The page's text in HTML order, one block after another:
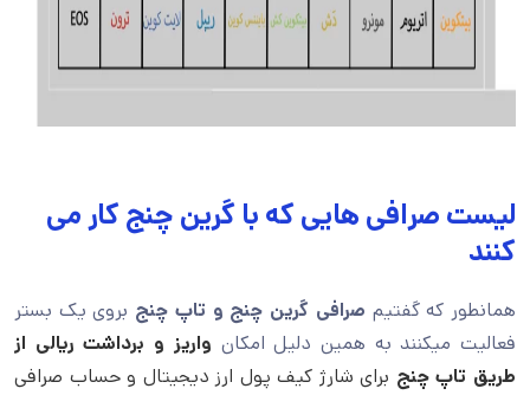
لیست صرافی هایی که با گرین چنج کار می
کنند
همانطور که گفتیم صرافی گرین چنج و تاپ چنج بروی یک بستر
فعالیت میکنند به همین دلیل امکان واریز و برداشت ریالی از
طریق تاپ چنج برای شارژ کیف پول ارز دیجیتال و حساب صرافی